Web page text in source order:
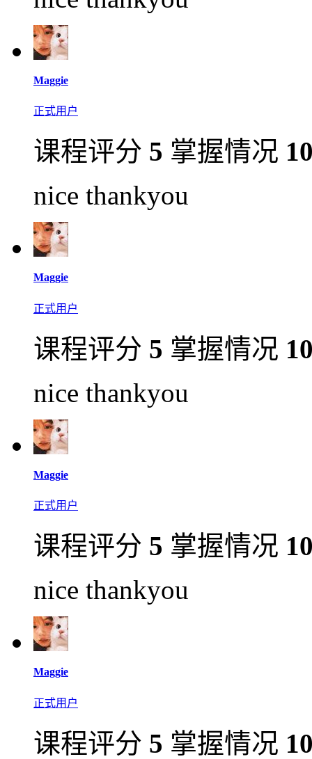
Maggie
正式用户
课程评分 5 掌握情况
nice thankyou
Maggie
正式用户
课程评分 5 掌握情况
nice thankyou
Maggie
正式用户
课程评分 5 掌握情况
nice thankyou
Maggie
正式用户
课程评分 5 掌握情况